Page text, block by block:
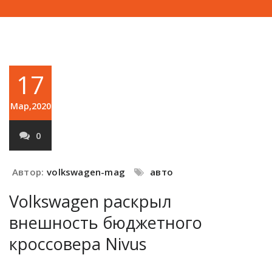
17
Мар,2020
0
Автор: volkswagen-mag авто
Volkswagen раскрыл
внешность бюджетного
кроссовера Nivus